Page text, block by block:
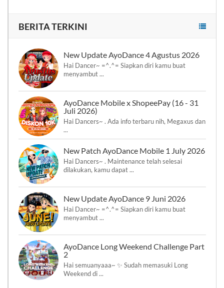
BERITA TERKINI
New Update AyoDance 4 Agustus 2026
Hai Dancer~ =^.^= Siapkan diri kamu buat
menyambut ...
AyoDance Mobile x ShopeePay (16 - 31
Juli 2026)
Hai Dancers~ . Ada info terbaru nih, Megaxus dan
...
New Patch AyoDance Mobile 1 July 2026
Hai Dancers~ . Maintenance telah selesai
dilakukan, kamu dapat ...
New Update AyoDance 9 Juni 2026
Hai Dancer~ =^.^= Siapkan diri kamu buat
menyambut ...
AyoDance Long Weekend Challenge Part
2
Hai semuanyaaa~ ✨ Sudah memasuki Long
Weekend di ...